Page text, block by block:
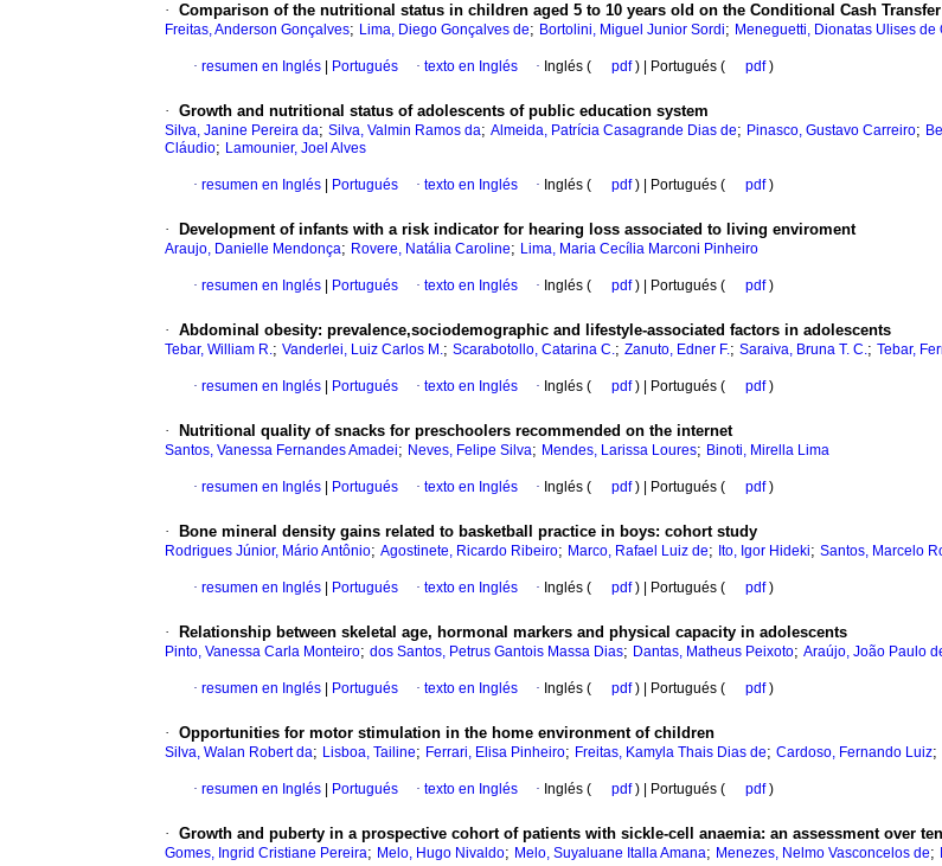
· Comparison of the nutritional status in children aged 5 to 10 years old on the Conditional Cash
Freitas, Anderson Gonçalves; Lima, Diego Gonçalves de; Bortolini, Miguel Junior Sordi; Meneguetti, Dionatas Ulises de
· resumen en Inglés Portugués · texto en Inglés · Inglés ( pdf) | Portugués ( pdf)
· Growth and nutritional status of adolescents of public education system
Silva, Janine Pereira da; Silva, Valmin Ramos da; Almeida, Patrícia Casagrande Dias de; Pinasco, Gustavo Carreiro;
Cláudio; Lamounier, Joel Alves
· resumen en Inglés Portugués · texto en Inglés · Inglés ( pdf) | Portugués ( pdf)
· Development of infants with a risk indicator for hearing loss associated to living enviroment
Araujo, Danielle Mendonça; Rovere, Natália Caroline; Lima, Maria Cecília Marconi Pinheiro
· resumen en Inglés Portugués · texto en Inglés · Inglés ( pdf) | Portugués ( pdf)
· Abdominal obesity: prevalence,sociodemographic and lifestyle-associated factors in adolescents
Tebar, William R.; Vanderlei, Luiz Carlos M.; Scarabotollo, Catarina C.; Zanuto, Edner F.; Saraiva, Bruna T. C.; Tebar,
· resumen en Inglés Portugués · texto en Inglés · Inglés ( pdf) | Portugués ( pdf)
· Nutritional quality of snacks for preschoolers recommended on the internet
Santos, Vanessa Fernandes Amadei; Neves, Felipe Silva; Mendes, Larissa Loures; Binoti, Mirella Lima
· resumen en Inglés Portugués · texto en Inglés · Inglés ( pdf) | Portugués ( pdf)
· Bone mineral density gains related to basketball practice in boys: cohort study
Rodrigues Júnior, Mário Antônio; Agostinete, Ricardo Ribeiro; Marco, Rafael Luiz de; Ito, Igor Hideki; Santos, Marcelo
· resumen en Inglés Portugués · texto en Inglés · Inglés ( pdf) | Portugués ( pdf)
· Relationship between skeletal age, hormonal markers and physical capacity in adolescents
Pinto, Vanessa Carla Monteiro; dos Santos, Petrus Gantois Massa Dias; Dantas, Matheus Peixoto; Araújo, João Paulo
· resumen en Inglés Portugués · texto en Inglés · Inglés ( pdf) | Portugués ( pdf)
· Opportunities for motor stimulation in the home environment of children
Silva, Walan Robert da; Lisboa, Tailine; Ferrari, Elisa Pinheiro; Freitas, Kamyla Thais Dias de; Cardoso, Fernando Luiz;
· resumen en Inglés Portugués · texto en Inglés · Inglés ( pdf) | Portugués ( pdf)
· Growth and puberty in a prospective cohort of patients with sickle-cell anaemia: an assessment over
Gomes, Ingrid Cristiane Pereira; Melo, Hugo Nivaldo; Melo, Suyaluane Italla Amana; Menezes, Nelmo Vasconcelos de;